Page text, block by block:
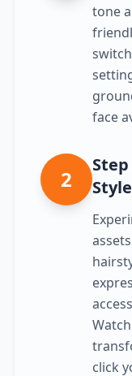
tone
face
2
Style
click